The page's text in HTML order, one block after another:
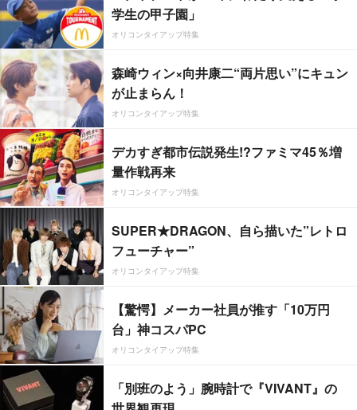
学生の甲子園」
オリコンタイアップ特集
森崎ウィン×向井康二“両片思い”にキュン
が止まらん！
オリコンタイアップ特集
デカすぎ都市伝説発生!?ファミマ45％増
量作戦再来
オリコンタイアップ特集
SUPER★DRAGON、自ら描いた”レトロ
フューチャー”
オリコンタイアップ特集
【驚愕】メーカー社員が推す「10万円
台」神コスパPC
オリコンタイアップ特集
「別班のよう」腕時計で『VIVANT』の